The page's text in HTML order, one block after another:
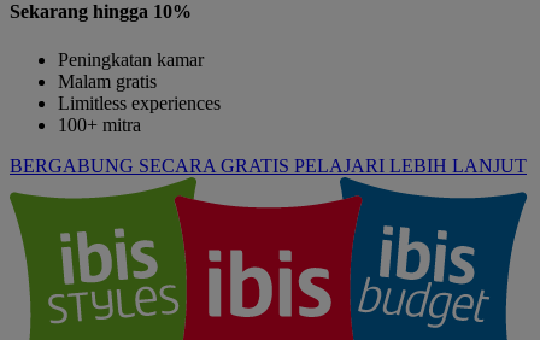
Sekarang hingga 10%
Peningkatan kamar
Malam gratis
Limitless experiences
100+ mitra
BERGABUNG SECARA GRATIS PELAJARI LEBIH LANJUT